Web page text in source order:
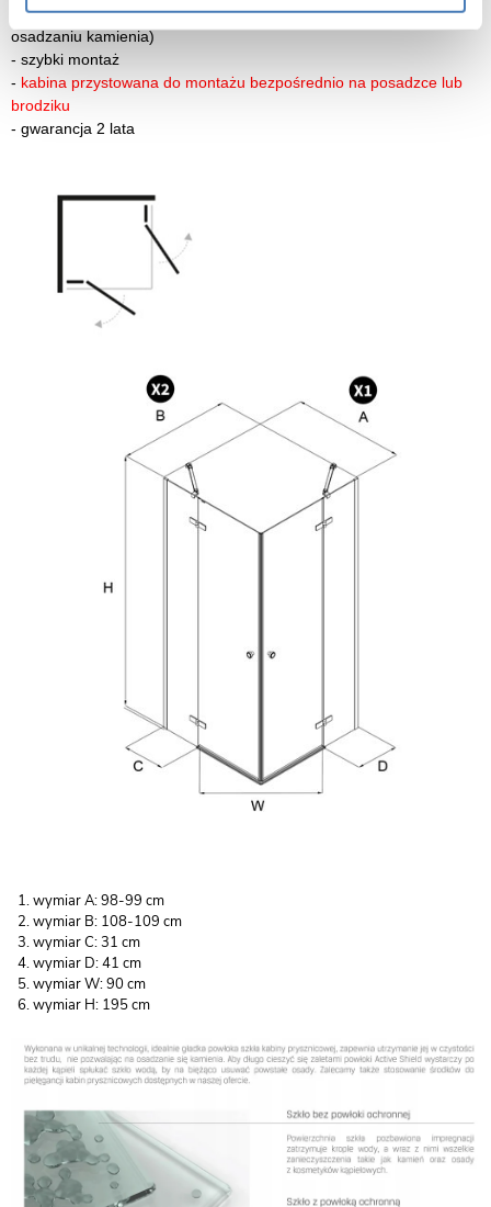
szkło zabezpieczone powłoką Active Shield 2.0 (zapobiega
osadzaniu kamienia)
- szybki montaż
- kabina przystowana do montażu bezpośrednio na posadzce lub
brodziku
- gwarancja 2 lata
wymiar A: 98-99 cm
wymiar B: 108-109 cm
wymiar C: 31 cm
wymiar D: 41 cm
wymiar W: 90 cm
wymiar H: 195 cm